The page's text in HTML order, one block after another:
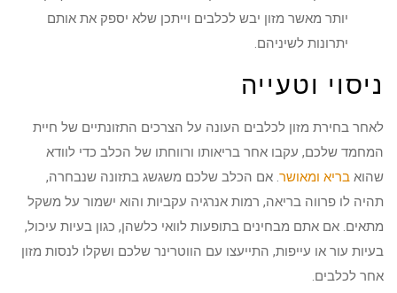
יותר מאשר מזון יבש לכלבים וייתכן שלא יספק את אותם
יתרונות לשיניהם.
ניסוי וטעייה
לאחר בחירת מזון לכלבים העונה על הצרכים התזונתיים של חיית
המחמד שלכם, עקבו אחר בריאותו ורווחתו של הכלב כדי לוודא
שהואבריא ומאושר. אם הכלב שלכם משגשג בתזונה שנבחרה,
תהיה לו פרווה בריאה, רמות אנרגיה עקביות והוא ישמור על משקל
מתאים. אם אתם מבחינים בתופעות לוואי כלשהן, כגון בעיות עיכול,
בעיות עור או עייפות, התייעצו עם הווטרינר שלכם ושקלו לנסות מזון
אחר לכלבים.